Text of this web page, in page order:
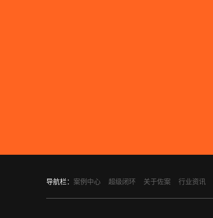
导航栏： 案例中心 超级闭环 关于佐案 行业资讯